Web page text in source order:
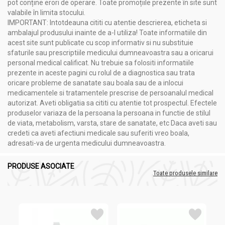
♦ Insecticid
Este un insecticid eficient și ține departe țânțarii, furnicile,
muștele și moliile. De asemenea, poate fi aplicat în siguranță
pe piele pentru a proteja împotriva mușcăturilor de țânțari.
♦ Greață și vărsături
Este un tratament eficient pentru greață sau vărsături, datorită
abilității sale de a desensibiliza CTZ (zona de declanșare a
chemoreceptorului), o zonă adiacentă creierului care este
puternic implicată în reflexul nostru, gag. Acesta este motivul
pentru care mirosind doar aroma revigorantă a uleiului de
Spearmint poate ameliora greața și vă poate calma stomacul.
Abilitatea sa de a reduce acidul gastric poate fi, de asemenea,
un motiv te calmare, deoarece nivelurile ridicate de acid sunt
asociate cu o frecventa mai mare de greață.
Uleiul esențial Spearmint poate ajuta la tratarea astmului și a
congestiei datorită proprietăților sale decongestionante. De
mentol, acesta poate fi administrat în siguranță copiilor pentru
pot conține erori de operare. Toate promoțiile prezente în site sunt
valabile în limita stocului.
IMPORTANT: Intotdeauna cititi cu atentie descrierea, eticheta si
ambalajul produsului inainte de a-l utiliza! Toate informatiile din
acest site sunt publicate cu scop informativ si nu substituie
sfaturile sau prescriptiile medicului dumneavoastra sau a oricarui
personal medical calificat. Nu trebuie sa folositi informatiile
prezente in aceste pagini cu rolul de a diagnostica sau trata
oricare probleme de sanatate sau boala sau de a inlocui
medicamentele si tratamentele prescrise de persoanalul medical
autorizat. Aveti obligatia sa cititi cu atentie tot prospectul. Efectele
produselor variaza de la persoana la persoana in functie de stilul
de viata, metabolism, varsta, stare de sanatate, etc Daca aveti sau
credeti ca aveti afectiuni medicale sau suferiti vreo boala,
adresati-va de urgenta medicului dumneavoastra.
PRODUSE ASOCIATE
Toate produsele similare